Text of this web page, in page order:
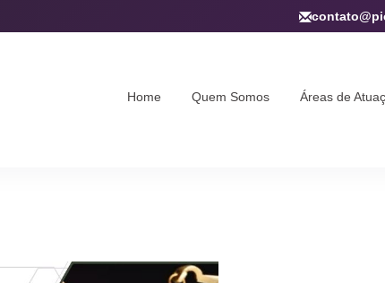
Home Quem Somos Áreas de